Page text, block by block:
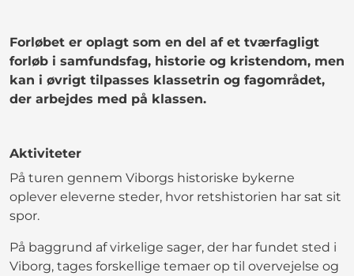
Forløbet er oplagt som en del af et tværfagligt
forløb i samfundsfag, historie og kristendom, men
kan i øvrigt tilpasses klassetrin og fagområdet,
der arbejdes med på klassen.
Aktiviteter
På turen gennem Viborgs historiske bykerne
oplever eleverne steder, hvor retshistorien har sat sit
spor.
På baggrund af virkelige sager, der har fundet sted i
Viborg, tages forskellige temaer op til overvejelse og